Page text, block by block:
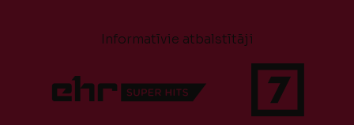
Informatīvie atbalstītāji